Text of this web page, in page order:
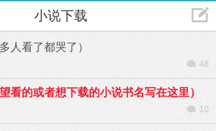
小说下载
人看了都哭了）
48
看的或者想下载的小说书名写在这里）
10